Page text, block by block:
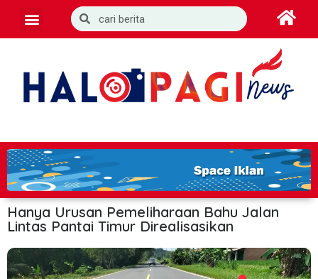
Hanya Urusan Pemeliharaan Bahu Jalan
Lintas Pantai Timur Direalisasikan